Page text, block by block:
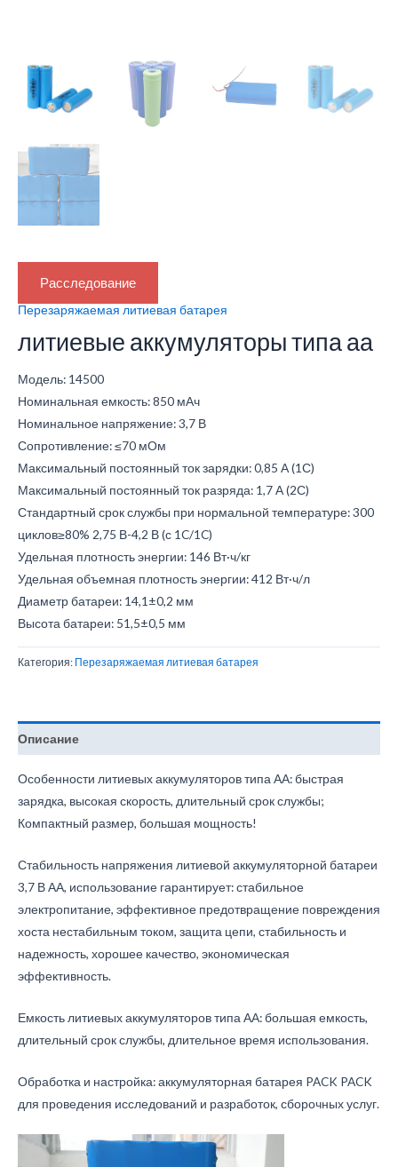
Расследование
Перезаряжаемая литиевая батарея
литиевые аккумуляторы типа аа
Модель: 14500
Номинальная емкость: 850 мАч
Номинальное напряжение: 3,7 В
Сопротивление: ≤70 мОм
Максимальный постоянный ток зарядки: 0,85 А (1С)
Максимальный постоянный ток разряда: 1,7 А (2С)
Стандартный срок службы при нормальной температуре: 300
циклов≥80% 2,75 В-4,2 В (с 1C/1C)
Удельная плотность энергии: 146 Вт·ч/кг
Удельная объемная плотность энергии: 412 Вт·ч/л
Диаметр батареи: 14,1±0,2 мм
Высота батареи: 51,5±0,5 мм
Категория: Перезаряжаемая литиевая батарея
Описание
Особенности литиевых аккумуляторов типа АА: быстрая
зарядка, высокая скорость, длительный срок службы;
Компактный размер, большая мощность!
Стабильность напряжения литиевой аккумуляторной батареи
3,7 В АА, использование гарантирует: стабильное
электропитание, эффективное предотвращение повреждения
хоста нестабильным током, защита цепи, стабильность и
надежность, хорошее качество, экономическая
эффективность.
Емкость литиевых аккумуляторов типа АА: большая емкость,
длительный срок службы, длительное время использования.
Обработка и настройка: аккумуляторная батарея PACK PACK
для проведения исследований и разработок, сборочных услуг.